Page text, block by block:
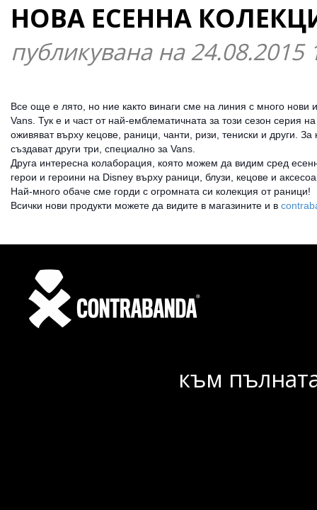
НОВА ЕСЕННА
публикувана на
Все още е лято, но ние както винаги сме на линия с много нови
Vans. Тук е и част от най-емблематичната за този сезон серия
оживяват върху кецове, раници, чанти, ризи, тениски и други.
създават други три, специално за Vans.
Друга интересна колаборация, която можем да видим сред
герои и героини на Disney върху раници, блузи, кецове и
Най-много обаче сме горди с огромната си колекция от раници!
Всички нови продукти можете да видите в магазините и в
към